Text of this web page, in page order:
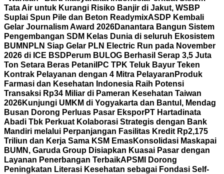
Tata Air untuk Kurangi Risiko Banjir di Jakut, WSBP
Suplai Spun Pile dan Beton ReadymixASDP Kembali
Gelar Journalism Award 2026Danantara Bangun Sistem
Pengembangan SDM Kelas Dunia di seluruh Ekosistem
BUMN PLN Siap Gelar PLN Electric Run pada November
2026 di ICE BSD Perum BULOG Berhasil Serap 3,5 Juta
Ton Setara Beras Petani IPC TPK Teluk Bayur Teken
Kontrak Pelayanan dengan 4 Mitra Pelayaran Produk
Farmasi dan Kesehatan Indonesia Raih Potensi
Transaksi Rp34 Miliar di Pameran Kesehatan Taiwan
2026Kunjungi UMKM di Yogyakarta dan Bantul, Mendag
Busan Dorong Perluas Pasar EksporPT Hartadinata
Abadi Tbk Perkuat Kolaborasi Strategis dengan Bank
Mandiri melalui Perpanjangan Fasilitas Kredit Rp2,175
Triliun dan Kerja Sama KSM EmasKonsolidasi Maskapai
BUMN, Garuda Group Disiapkan Kuasai Pasar dengan
Layanan Penerbangan TerbaikAPSMI Dorong
Peningkatan Literasi Kesehatan sebagai Fondasi Self-